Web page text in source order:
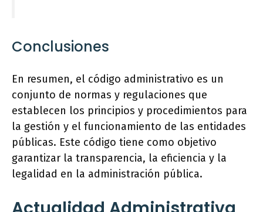
Conclusiones
En resumen, el código administrativo es un
conjunto de normas y regulaciones que
establecen los principios y procedimientos para
la gestión y el funcionamiento de las entidades
públicas. Este código tiene como objetivo
garantizar la transparencia, la eficiencia y la
legalidad en la administración pública.